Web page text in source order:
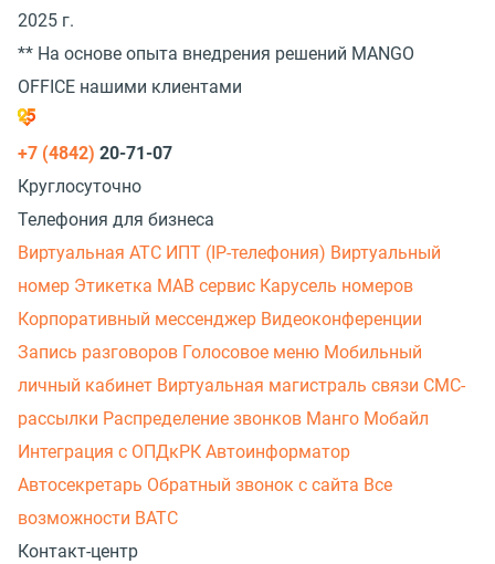
2025 г.
** На основе опыта внедрения решений MANGO
OFFICE нашими клиентами
+7 (4842) 20-71-07
Круглосуточно
Телефония для бизнеса
Виртуальная АТС ИПТ (IP-телефония) Виртуальный
номер Этикетка МАВ сервис Карусель номеров
Корпоративный мессенджер Видеоконференции
Запись разговоров Голосовое меню Мобильный
личный кабинет Виртуальная магистраль связи СМС-
рассылки Распределение звонков Манго Мобайл
Интеграция с ОПДкРК Автоинформатор
Автосекретарь Обратный звонок с сайта Все
возможности ВАТС
Контакт-центр